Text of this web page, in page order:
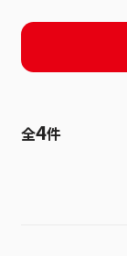
全4件